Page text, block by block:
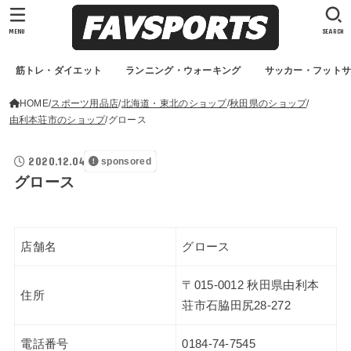
筋トレ・ダイエット ランニング・ウォーキング サッカー・フット
SEARCH
MENU
HOME スポーツ用品店 北海道・東北のショップ 秋田県のショップ
由利本荘市のショップ グロース
2020.12.04 sponsored
グロース
店舗名 グロース
住所
〒015-0012 秋田県由利本
荘市石脇田尻28-272
電話番号 0184-74-7545